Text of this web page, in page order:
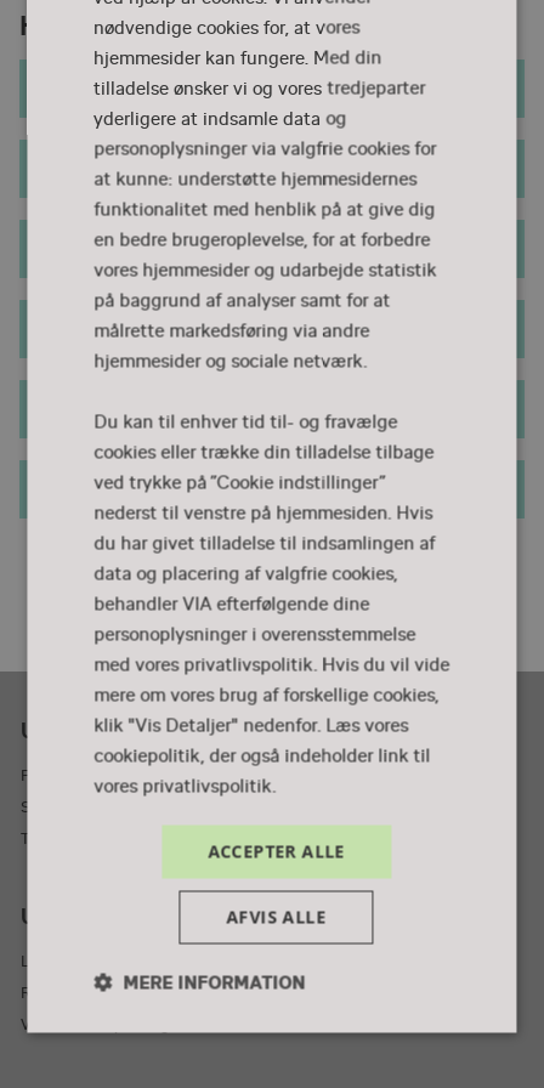
Hent tidligere års keynotes og debatter
2023: Tilbage til fremtidens uddannelser
2022: Flere, der trives mere
2021: #læredygtig
2020: Leg for livet
2019: Dannelse i en tech-tid
2018: #enkøndebat
Uddannelsesdebatten præsenteres af
Foreningen skolebyen Nørre Nissum
Svinget 5, 7620 Lemvig, Danmark
Tlf.: 87 55 32 73
Uddannelsesdebatten støttes af
Lemvig Kommune
Region Midtjylland
VIA University College
nødvendige cookies for, at vores
hjemmesider kan fungere. Med din
tilladelse ønsker vi og vores tredjeparter
yderligere at indsamle data og
personoplysninger via valgfrie cookies for
at kunne: understøtte hjemmesidernes
funktionalitet med henblik på at give dig
en bedre brugeroplevelse, for at forbedre
vores hjemmesider og udarbejde statistik
på baggrund af analyser samt for at
målrette markedsføring via andre
hjemmesider og sociale netværk.
Du kan til enhver tid til- og fravælge
cookies eller trække din tilladelse tilbage
ved trykke på ”Cookie indstillinger”
nederst til venstre på hjemmesiden. Hvis
du har givet tilladelse til indsamlingen af
data og placering af valgfrie cookies,
behandler VIA efterfølgende dine
personoplysninger i overensstemmelse
med vores privatlivspolitik. Hvis du vil vide
mere om vores brug af forskellige cookies,
klik "Vis Detaljer" nedenfor. Læs vores
cookiepolitik, der også indeholder link til
vores privatlivspolitik.
ACCEPTER ALLE
AFVIS ALLE
MERE INFORMATION
Nødvendige Performance